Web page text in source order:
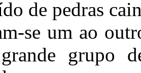
de pedras
se um ao
grupo